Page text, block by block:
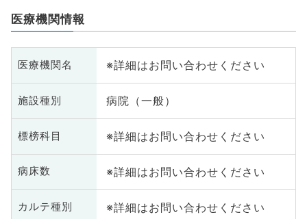
医療機関情報
医療機関名 ※詳細はお問い合わせください
施設種別 病院（一般）
標榜科目 ※詳細はお問い合わせください
病床数 ※詳細はお問い合わせください
カルテ種別 ※詳細はお問い合わせください